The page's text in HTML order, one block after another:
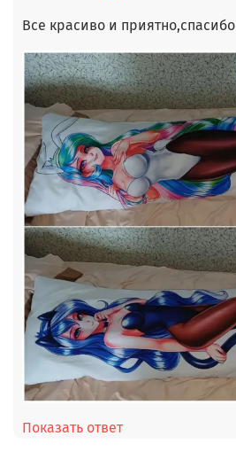
Все красиво и приятно,спасибо
Показать ответ